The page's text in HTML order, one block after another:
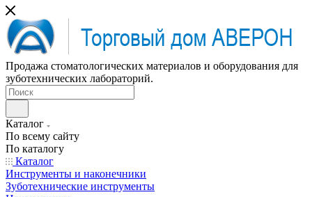
Продажа стоматологических материалов и оборудования для
зуботехнических лабораторий.
Каталог
По всему сайту
По каталогу
Каталог
Инструменты и наконечники
Зуботехнические инструменты